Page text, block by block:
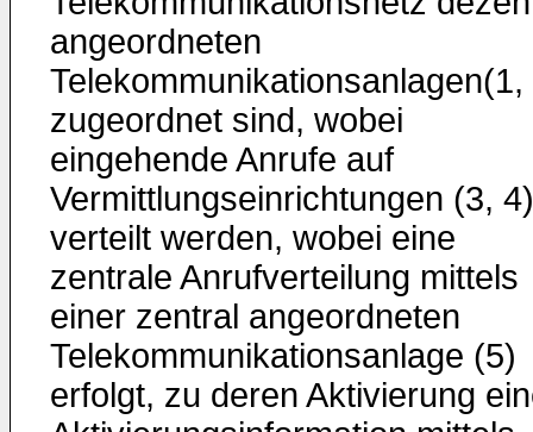
angeordneten
Telekommunikationsanlagen(1,
zugeordnet sind, wobei
eingehende Anrufe auf
Vermittlungseinrichtungen (3, 4)
verteilt werden, wobei eine
zentrale Anrufverteilung mittels
einer zentral angeordneten
Telekommunikationsanlage (5)
erfolgt, zu deren Aktivierung